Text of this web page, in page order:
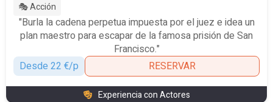
🎭 Acción
"Burla la cadena perpetua impuesta por el juez e idea un
plan maestro para escapar de la famosa prisión de San
Francisco."
Desde 22 €/p
RESERVAR
Experiencia con Actores